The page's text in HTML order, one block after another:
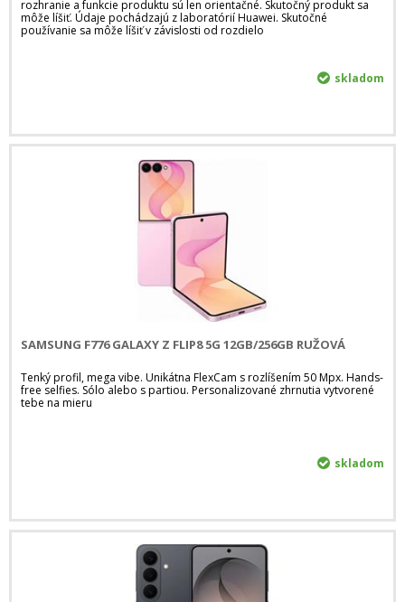
rozhranie a funkcie produktu sú len orientačné. Skutočný produkt sa
môže líšiť. Údaje pochádzajú z laboratórií Huawei. Skutočné
používanie sa môže líšiť v závislosti od rozdielo
skladom
SAMSUNG F776 GALAXY Z FLIP8 5G 12GB/256GB RUŽOVÁ
Tenký profil, mega vibe. Unikátna FlexCam s rozlíšením 50 Mpx. Hands-
free selfies. Sólo alebo s partiou. Personalizované zhrnutia vytvorené
tebe na mieru
skladom